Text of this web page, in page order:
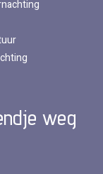
weg